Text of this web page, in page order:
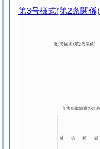
第3号様式(第2条関係)